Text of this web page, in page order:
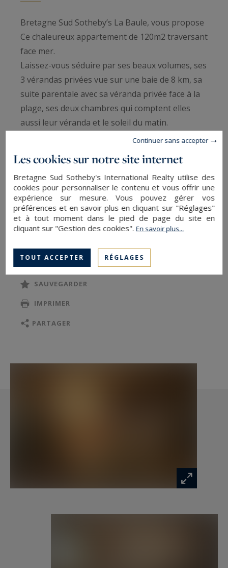
Bretagne Sud Sotheby’s La Baule, vous propose
Ce chaleureux appartement de 120m2 traversant
face mer.
Laissez-vous séduire par ses beaux volumes, ses
3 vérandas privées vue sur une baie de 8 km, sa
suite parentale avec sa véranda privée face à la
plage, ses deux chambres qui comptent elles
aussi leur véranda et le soleil du matin.
promet une belle luminosité à chaque heure de
la journée, le confort de ses prestations et le
charme d’une vie sur les hauteurs océaniques
Ce bien dispose également de 2 caves et 1garage
fermé
Contact Axelle Taillandier de Francheville :
06.70.21.27.81.
Les informations sur les risques auxquels ce
bien est exposé sont disponibles sur le site
Bretagne Sud Sotheby's International Realty,
Les informations sur les risques auxquels ce
SAUVEGARDER
IMPRIMER
PARTAGER
Les cookies sur notre site internet
Bretagne Sud Sotheby's International Realty utilise des
cookies pour personnaliser le contenu et vous offrir une
expérience sur mesure. Vous pouvez gérer vos
préférences et en savoir plus en cliquant sur "Réglages"
et à tout moment dans le pied de page du site en
cliquant sur "Gestion des cookies".En savoir plus...
TOUT ACCEPTER RÉGLAGES
Continuer sans accepter